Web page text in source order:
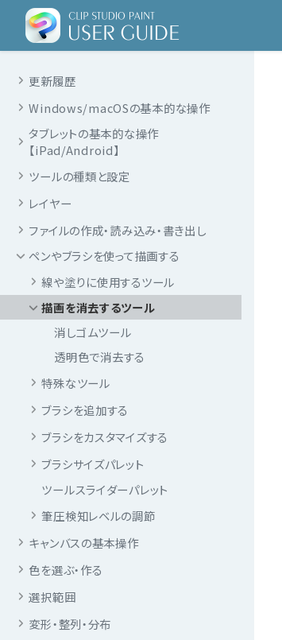
更新履歴
Windows/macOSの基本的な操作
タブレットの基本的な操作
【iPad/Android】
ツールの種類と設定
レイヤー
ファイルの作成・読み込み・書き出し
ペンやブラシを使って描画する
線や塗りに使用するツール
描画を消去するツール
消しゴムツール
透明色で消去する
特殊なツール
ブラシを追加する
ブラシをカスタマイズする
ブラシサイズパレット
ツールスライダーパレット
筆圧検知レベルの調節
キャンバスの基本操作
色を選ぶ・作る
選択範囲
変形・整列・分布